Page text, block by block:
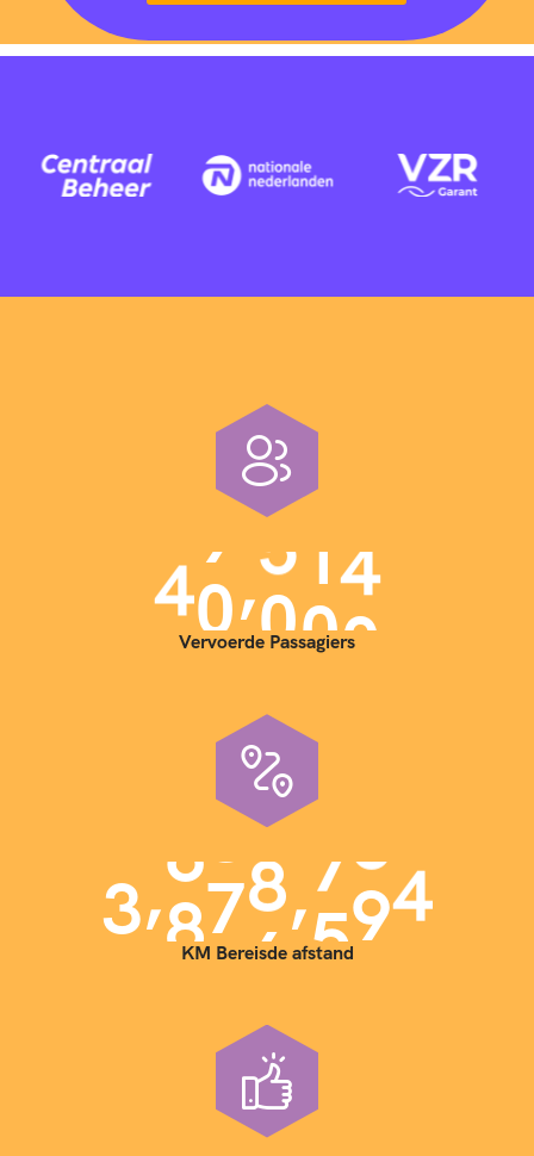
40,000
Vervoerde Passagiers
3,900,000
KM Bereisde afstand